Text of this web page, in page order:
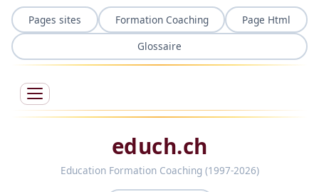
Pages sites Formation Coaching
Page Html
Glossaire
educh.ch
Education Formation Coaching (1997-2026)